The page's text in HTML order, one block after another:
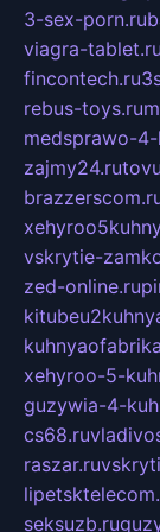
3-sex-porn.ru
viagra-tablet.ru
fincontech.ru
rebus-toys.ru
medsprawo-4-
zajmy24.ru
vskrytie-
zed-online.ru
xehyroo-5-
guzywia-4-
cs68.ru
raszar.ru
seksuzb.ru